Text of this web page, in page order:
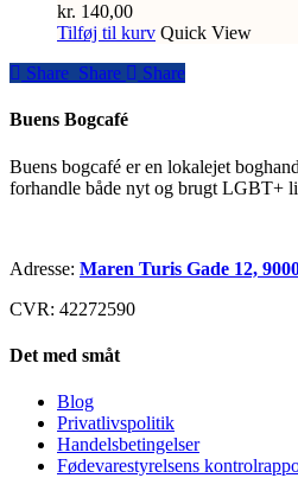
kr. 140,00
Tilføj til kurv Quick View
Share
Share Share Share
Buens Bogcafé
Buens bogcafé er en lokalejet
forhandle både nyt og brugt LGBT+
Adresse: Maren Turis Gade 12,
CVR: 42272590
Det med småt
Blog
Privatlivspolitik
Handelsbetingelser
Fødevarestyrelsens